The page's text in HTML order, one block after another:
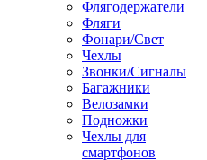
Флягодержатели
Фляги
Фонари/Свет
Чехлы
Звонки/Сигналы
Багажники
Велозамки
Подножки
Чехлы для
смартфонов